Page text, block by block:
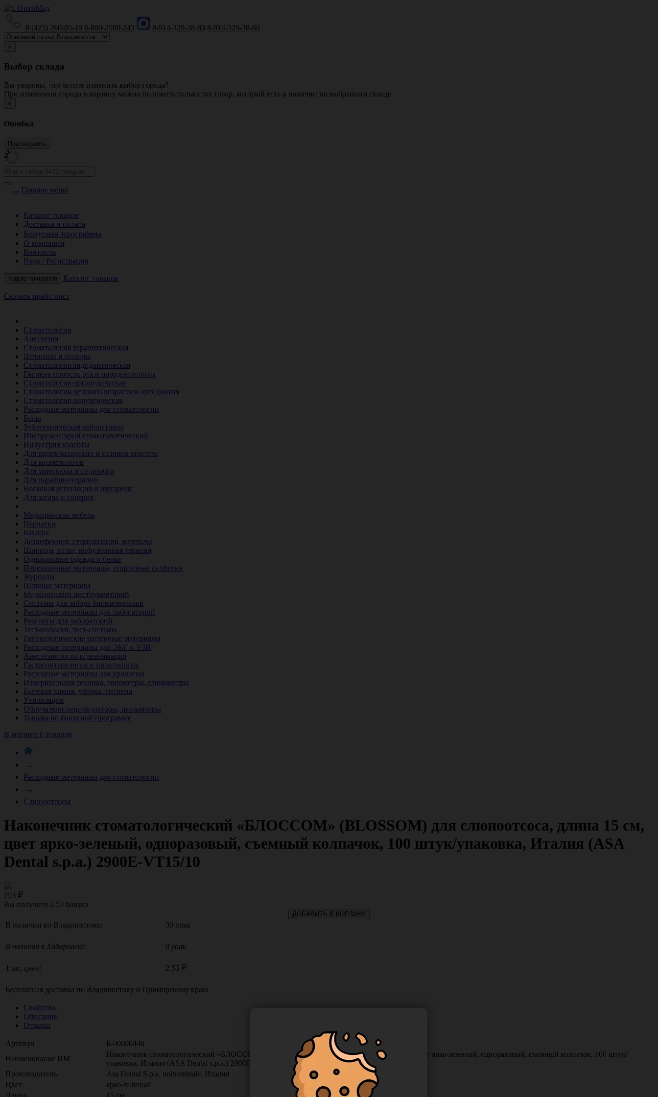
8 (423) 260-05-10 8-800-2500-243 8-914-329-38-80 8-914-329-38-80
×
Выбор склада
Вы уверены, что хотите изменить выбор города?
При изменении города в корзину можно положить только тот товар, который есть в наличии на выбранном складе.
×
Ошибка
Главное меню
Каталог товаров
Доставка и оплата
Бонусная программа
О компании
Контакты
Вход / Регистрация
Toggle navigation Каталог товаров
Скачать прайс-лист
Стоматология
Анестезия
Стоматология терапевтическая
Штрипсы и полиры
Стоматология эндодонтическая
Гигиена полости рта и пародонтология
Стоматология ортопедическая
Стоматология детского возраста и ортодонтия
Стоматология хирургическая
Расходные материалы для стоматологии
Боры
Зуботехническая лаборатория
Инструментарий стоматологический
Индустрия красоты
Для парикмахерских и салонов красоты
Для косметологов
Для маникюра и педикюра
Для парафинотерапии
Восковая депиляция и шугаринг
Для загара и солярия
Медицинская мебель
Перчатки
Бахилы
Дезинфекция, стерилизация, журналы
Шприцы, иглы, инфузионная терапия
Одноразовые одежда и белье
Перевязочные материалы, спиртовые салфетки
Журналы
Шовные материалы
Медицинский инструментарий
Системы для забора биоматериалов
Расходные материалы для лабораторий
Реагенты для лабораторий
Тест-полоски, тест-системы
Гинекологические расходные материалы
Расходные материалы для ЭКГ и УЗИ
Анестезиология и реанимация
Гастроэнтерология и проктология
Расходные материалы для урологии
Измерительная техника, тонометры, глюкометры
Бытовая химия, уборка, гигиена
Утилизация
Облучатели-рециркуляторы, ингаляторы
Товары по бонусной программе
В корзине 0 товаров
→
Расходные материалы для стоматологии
→
Слюноотсосы
Наконечник стоматологический «БЛОССОМ» (BLOSSOM) для слюноотсоса, длина 15 см,
цвет ярко-зеленый, одноразовый, съемный колпачок, 100 штук/упаковка, Италия (ASA
Dental s.p.a.) 2900E-VT15/10
253
Вы получите 2.53 бонуса
ДОБАВИТЬ В КОРЗИНУ
В наличии во Владивостоке: 30 упак
В наличии в Хабаровске: 0 упак
1 шт, цена: 2.53
Бесплатная доставка по Владивостоку и Приморскому краю
Свойства
Описание
Отзывы
Артикул
Б-00000440
Наименование ИМ
Наконечник стоматологический «БЛОССОМ» (BLOSSOM) для слюноотсоса, длина 15 см, цвет ярко-зеленый, одноразовый, съемный колпачок, 100 штук/
упаковка, Италия (ASA Dental s.p.a.) 2900E-VT15/10
Производитель
Asa Dental S.p.а. uninominale, Италия
Цвет
ярко-зеленый
Длина
15 см